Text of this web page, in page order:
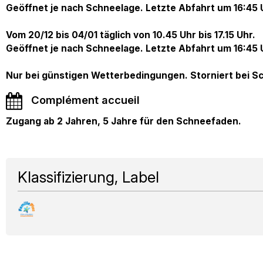
Geöffnet je nach Schneelage. Letzte Abfahrt um 16:45
Vom 20/12 bis 04/01 täglich von 10.45 Uhr bis 17.15 Uhr.
Geöffnet je nach Schneelage. Letzte Abfahrt um 16:45
Nur bei günstigen Wetterbedingungen. Storniert bei
Complément accueil
Zugang ab 2 Jahren, 5 Jahre für den Schneefaden.
Klassifizierung, Label